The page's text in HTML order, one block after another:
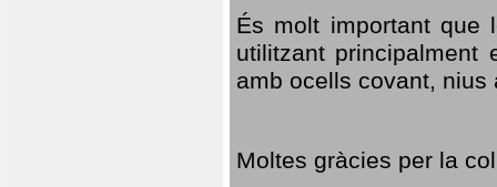
És molt important que
utilitzant
amb ocells covant,
Moltes gràcies per la